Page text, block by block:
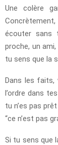
Une colère
écouter sans
proche, un
tu sens que la
Dans les faits,
l’ordre dans
tu n’es pas
“ce n’est pas
Si tu sens que